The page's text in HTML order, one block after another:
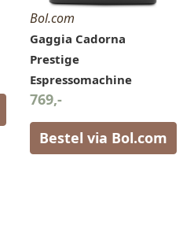
Bol.com
Gaggia Cadorna
Prestige
Espressomachine
769,-
Bestel via Bol.com